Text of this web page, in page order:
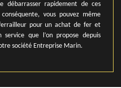
débarrasser rapidement de ces
vous pouvez même
pour un achat de fer et
que l’on propose depuis
société Entreprise Marin.